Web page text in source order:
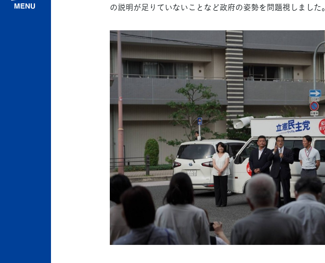
の説明が足りていないことなど政府の姿勢を問題視しました。